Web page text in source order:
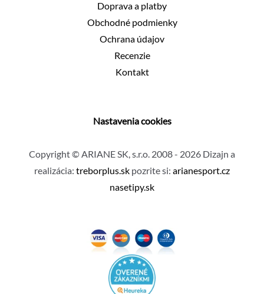
Doprava a platby
Obchodné podmienky
Ochrana údajov
Recenzie
Kontakt
Nastavenia cookies
Copyright © ARIANE SK, s.r.o. 2008 - 2026 Dizajn a
realizácia: treborplus.sk pozrite si: arianesport.cz
nasetipy.sk